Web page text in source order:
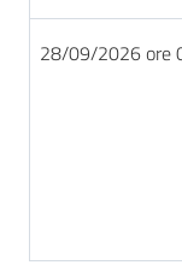
28/09/2026 ore